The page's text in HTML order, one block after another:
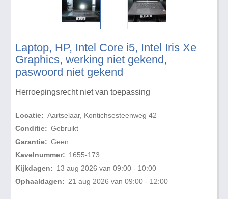
Laptop, HP, Intel Core i5, Intel Iris Xe
Graphics, werking niet gekend,
paswoord niet gekend
Herroepingsrecht niet van toepassing
Locatie: Aartselaar, Kontichsesteenweg 42
Conditie: Gebruikt
Garantie: Geen
Kavelnummer: 1655-173
Kijkdagen: 13 aug 2026 van 09:00 - 10:00
Ophaaldagen: 21 aug 2026 van 09:00 - 12:00